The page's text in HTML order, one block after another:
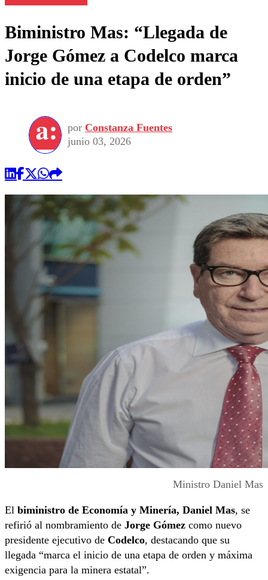
Biministro Mas: “Llegada de
Jorge Gómez a Codelco marca
inicio de una etapa de orden”
por Constanza Fuentes
junio 03, 2026
Ministro Daniel Mas
El biministro de Economía y Minería, Daniel Mas, se
refirió al nombramiento de Jorge Gómez como nuevo
presidente ejecutivo de Codelco, destacando que su
llegada “marca el inicio de una etapa de orden y máxima
exigencia para la minera estatal”.